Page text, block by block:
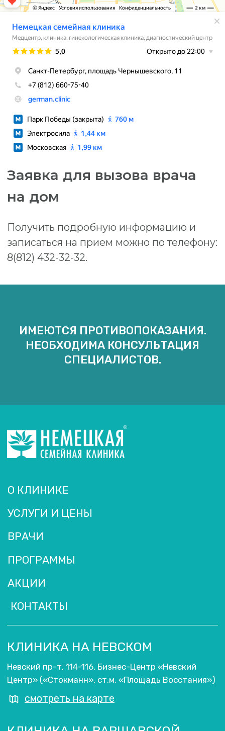
ИМЕЮТСЯ ПРОТИВОПОКАЗАНИЯ.
НЕОБХОДИМА КОНСУЛЬТАЦИЯ
СПЕЦИАЛИСТОВ.
? ЗАДАТЬ ВОПРОС
info@german.clinic
Политика обработки персональных данных
Политика конфиденциальности